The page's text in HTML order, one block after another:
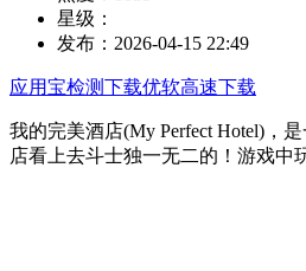
星级：
发布： 2026-04-15 22:49
应用宝检测下载优软高速下载
我的完美酒店(My Perfect Hotel)，
店看上去斗士独一无二的！游戏中